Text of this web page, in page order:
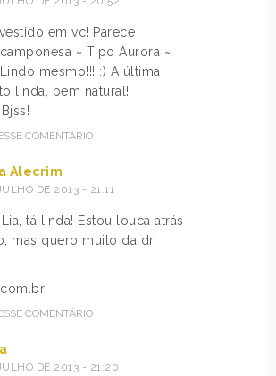
em vc! Parece
~ Tipo Aurora ~
mesmo!!! :) A última
linda, bem natural!
COMENTÁRIO
Alecrim
DE 2013 - 21:11
tá linda! Estou louca atrás
mas quero muito da dr.
COMENTÁRIO
DE 2013 - 21:20